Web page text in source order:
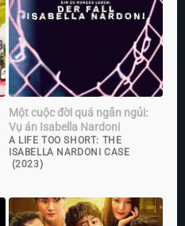
Một cuộc đời quá ngắn ngủi:
Vụ án Isabella Nardoni
A LIFE TOO SHORT: THE
ISABELLA NARDONI CASE
(2023)